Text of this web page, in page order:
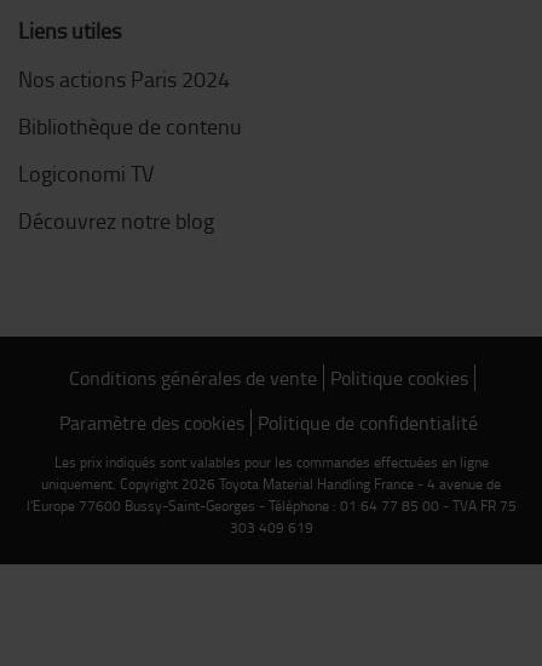
Liens utiles
Nos actions Paris 2024
Bibliothèque de contenu
Logiconomi TV
Découvrez notre blog
Conditions générales de vente Politique cookies
Paramètre des cookies Politique de confidentialité
Les prix indiqués sont valables pour les commandes effectuées en ligne
uniquement. Copyright 2026 Toyota Material Handling France - 4 avenue de
l'Europe 77600 Bussy-Saint-Georges - Téléphone : 01 64 77 85 00 - TVA FR 75
303 409 619